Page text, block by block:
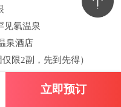
立即预订
见氡温泉
泉酒店
限2副，先到先得）